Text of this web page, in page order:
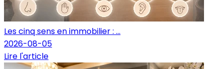
Les cinq sens en immobilier : ...
2026-08-05
Lire l'article